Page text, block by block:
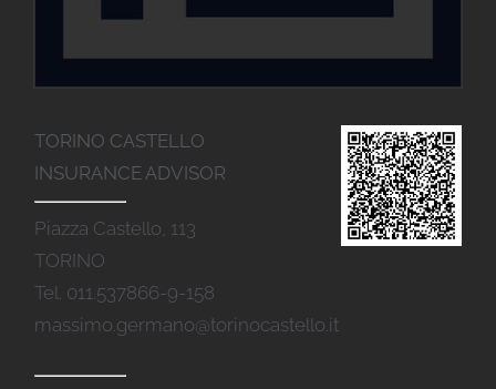
TORINO CASTELLO
INSURANCE ADVISOR
Piazza Castello, 113
TORINO
Tel. 011.537866-9-158
massimo.germano@torinocastello.it